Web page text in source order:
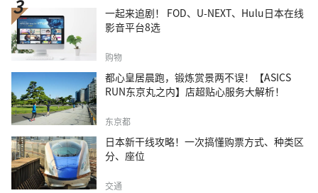
一起来追剧！ FOD、U-NEXT、Hulu日本在线
影音平台8选
购物
都心皇居晨跑，锻炼赏景两不误！【ASICS
RUN东京丸之内】店超贴心服务大解析！
东京都
日本新干线攻略！一次搞懂购票方式、种类区
分、座位
交通